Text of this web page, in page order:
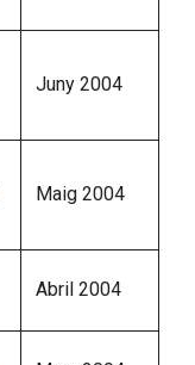
Juny 2004
Maig 2004
Abril 2004